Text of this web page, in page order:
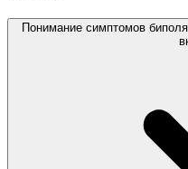
Понимание симптомов